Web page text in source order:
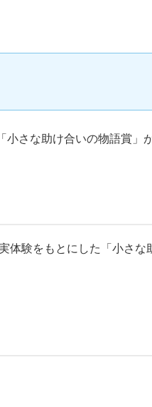
さな助け合いの物語賞」
体験をもとにした「小さな